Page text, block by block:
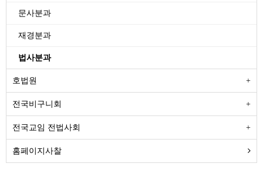
문사분과
재경분과
법사분과
호법원
전국비구니회
전국교임 전법사회
홈페이지사찰